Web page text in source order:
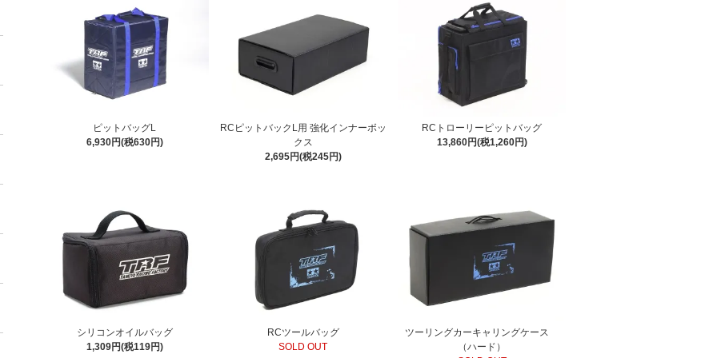
ピットバッグL
6,930円(税630円)
RCピットバックL用 強化インナーボッ
クス
2,695円(税245円)
RCトローリーピットバッグ
13,860円(税1,260円)
シリコンオイルバッグ
1,309円(税119円)
RCツールバッグ
SOLD OUT
ツーリングカーキャリングケース
（ハード）